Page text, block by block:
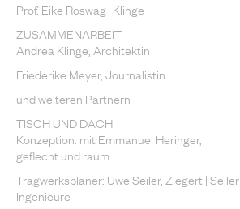
Prof. Eike Roswag- Klinge
ZUSAMMENARBEIT
Andrea Klinge, Architektin
Friederike Meyer, Journalistin
und weiteren Partnern
TISCH UND DACH
Konzeption: mit Emmanuel Heringer,
geflecht und raum
Tragwerksplaner: Uwe Seiler, Ziegert | Seiler
Ingenieure